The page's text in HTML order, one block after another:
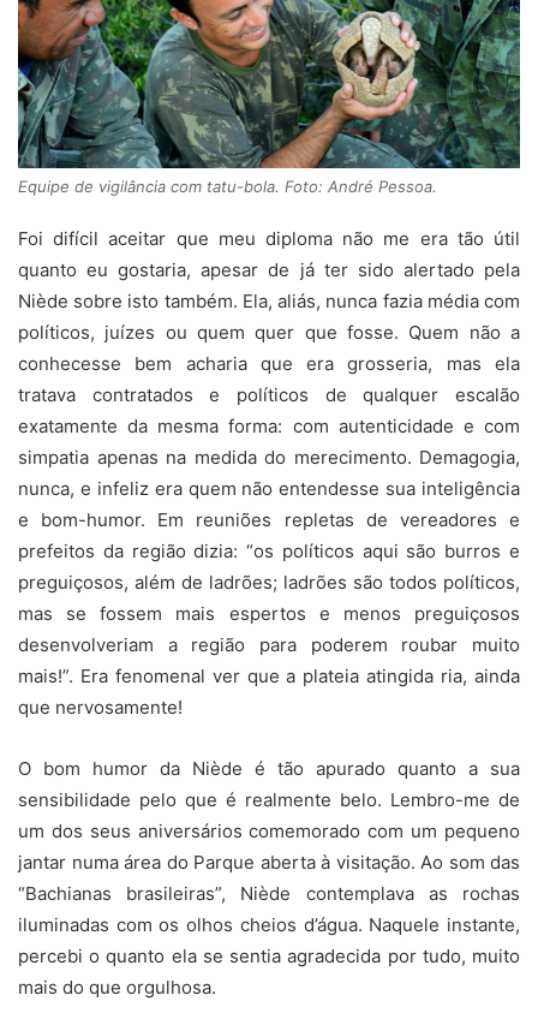
Equipe de vigilância com tatu-bola. Foto: André Pessoa.
Foi difícil aceitar que meu diploma não me era tão útil
quanto eu gostaria, apesar de já ter sido alertado pela
Niède sobre isto também. Ela, aliás, nunca fazia média com
políticos, juízes ou quem quer que fosse. Quem não a
conhecesse bem acharia que era grosseria, mas ela
tratava contratados e políticos de qualquer escalão
exatamente da mesma forma: com autenticidade e com
simpatia apenas na medida do merecimento. Demagogia,
nunca, e infeliz era quem não entendesse sua inteligência
e bom-humor. Em reuniões repletas de vereadores e
prefeitos da região dizia: “os políticos aqui são burros e
preguiçosos, além de ladrões; ladrões são todos políticos,
mas se fossem mais espertos e menos preguiçosos
desenvolveriam a região para poderem roubar muito
mais!”. Era fenomenal ver que a plateia atingida ria, ainda
que nervosamente!
O bom humor da Niède é tão apurado quanto a sua
sensibilidade pelo que é realmente belo. Lembro-me de
um dos seus aniversários comemorado com um pequeno
jantar numa área do Parque aberta à visitação. Ao som das
“Bachianas brasileiras”, Niède contemplava as rochas
iluminadas com os olhos cheios d’água. Naquele instante,
percebi o quanto ela se sentia agradecida por tudo, muito
mais do que orgulhosa.